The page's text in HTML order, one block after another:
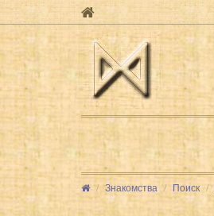
Знакомства Поиск